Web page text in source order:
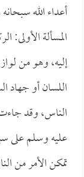
أعداء الله
المسألة الأولى:
إليه، وهو من
اللسان أو جهاد
الناس، وقد
عليه وسلم على
تمكن الأمر من